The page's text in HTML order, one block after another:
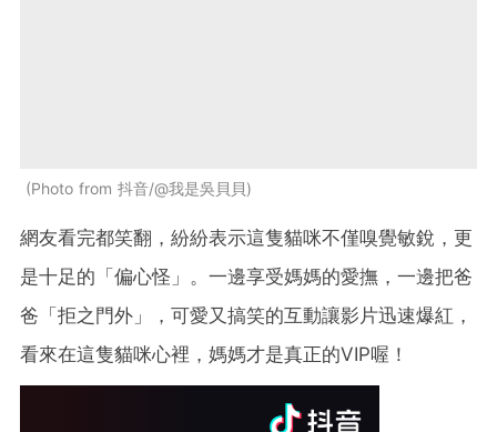
Photo from 抖音/@我是吳貝貝
網友看完都笑翻，紛紛表示這隻貓咪不僅嗅覺敏銳，更
是十足的「偏心怪」。一邊享受媽媽的愛撫，一邊把爸
爸「拒之門外」，可愛又搞笑的互動讓影片迅速爆紅，
看來在這隻貓咪心裡，媽媽才是真正的VIP喔！